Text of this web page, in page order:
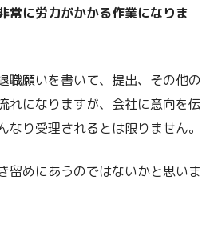
常に労力がかかる作業になりま
職願いを書いて、提出、その他の
れになりますが、会社に意向を伝
なり受理されるとは限りません。
留めにあうのではないかと思いま